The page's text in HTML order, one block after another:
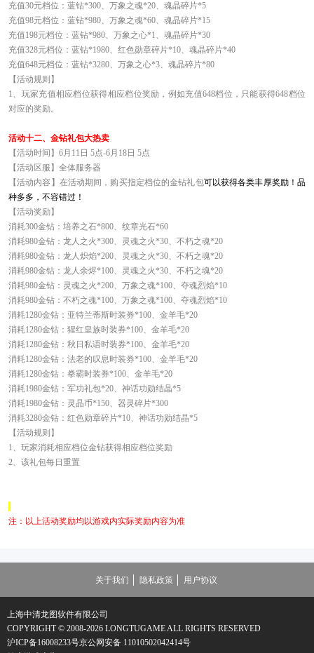
充值30元档位：蓝钻*300、万象之魂*20、魂晶碎片*5
充值98元档位：蓝钻*980、万象之魂*60、魂晶碎片*15
充值198元档位：蓝钻*980、万象之心*1、魂晶碎片*30
充值328元档位：蓝钻*1980、红色勋章碎片*10、魂晶碎片*40
充值648元档位：蓝钻*3280、万象之心*3、魂晶碎片*80
【活动规则】
1、 玩家充值相应档位获得相应档位奖励，例如充值648档位，只能获得648档位
对应的奖励。
活动十二、金钻礼包大热卖
【活动时间】6月11日 5点-6月18日 5点
【活动区服】全体服务器
【活动内容】在活动期间，购买指定档位的金钻礼包可以获得各类丰厚奖励！品
种多多，不容错过！
【活动奖励】
消耗300金钻：培养之石*800、纹章光石*60
消耗980金钻：龙人之火*300、灵魂之火*30、不朽之魂*20
消耗980金钻：龙人炽焰*200、灵魂之火*30、不朽之魂*20
消耗980金钻：龙人余烬*100、灵魂之火*30、不朽之魂*20
消耗980金钻：灵魂之火*200、万象之魂*100、夺魂烈焰*10
消耗980金钻：不朽之魂*100、万象之魂*100、夺魂烈焰*10
消耗1280金钻：亚特兰蒂斯时装券*100、金羊毛*20
消耗1280金钻：猩红皇族时装券*100、金羊毛*20
消耗1280金钻：秋日私语时装券*100、金羊毛*20
消耗1280金钻：法老的叹息时装券*100、金羊毛*20
消耗1280金钻：拳霸时装券*100、金羊毛*20
消耗1980金钻：军功礼包*20、神话功勋结晶*5
消耗1980金钻：灵晶币*150、器灵碎片*300
消耗3280金钻：红色勋章碎片*10、神话功勋结晶*5
【活动规则】
1、 玩家消耗相应档位金钻获得相应档位奖励
2、 该礼包每日重置
注：以上活动奖励均以游戏内实际奖励内容为准
关于我们 隐私政策 用户协议
上海中清龙图软件有限公司
COPYRIGHT © 2008-2026 LONGTUGAME ALL RIGHTS RESERVED
沪ICP备16008233号京公网安备 11010502042414号